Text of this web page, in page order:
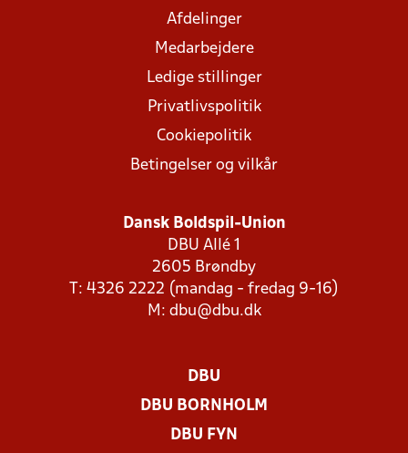
Afdelinger
Medarbejdere
Ledige stillinger
Privatlivspolitik
Cookiepolitik
Betingelser og vilkår
Dansk Boldspil-Union
DBU Allé 1
2605 Brøndby
T: 4326 2222 (mandag - fredag 9-16)
M: dbu@dbu.dk
DBU
DBU BORNHOLM
DBU FYN